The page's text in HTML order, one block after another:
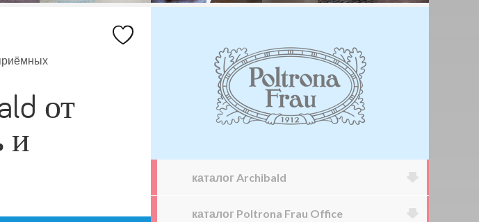
от
и
каталог Archibald
каталог Poltrona Frau Office